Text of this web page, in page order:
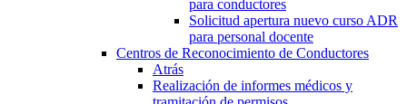
para conductores
Solicitud apertura nuevo curso ADR
para personal docente
Centros de Reconocimiento de Conductores
Atrás
Realización de informes médicos y